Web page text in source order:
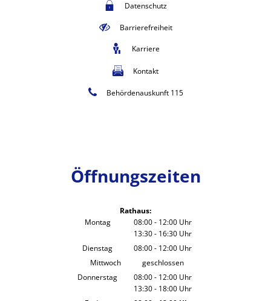
Datenschutz
Barrierefreiheit
Karriere
Kontakt
Behördenauskunft 115
Öffnungszeiten
Rathaus:
Montag
08:00- 12:00 Uhr
Von 08:00 bis 12:00 Uhr
13:30- 16:30 Uhr
Von 13:30 bis 16:30 Uhr
Dienstag 08:00- 12:00 Uhr
Von 08:00 bis 12:00 Uhr
Mittwoch
geschlossen
Donnerstag
08:00- 12:00 Uhr
Von 08:00 bis 12:00 Uhr
13:30- 18:00 Uhr